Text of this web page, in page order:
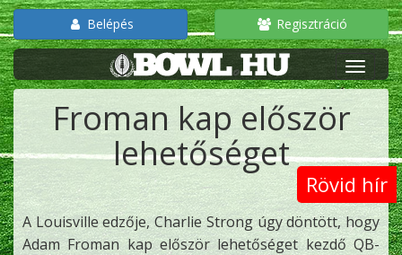
Belépés Regisztráció
Froman kap először
lehetőséget
Rövid hír
A Louisville edzője, Charlie Strong úgy döntött, hogy
Adam Froman kap először lehetőséget kezdő QB-